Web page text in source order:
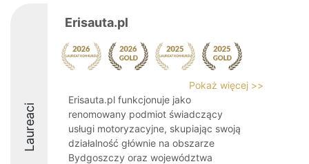
Laureaci
Erisauta.pl
Pokaż więcej >>
Erisauta.pl funkcjonuje jako
renomowany podmiot świadczący
usługi motoryzacyjne, skupiając swoją
działalność głównie na obszarze
Bydgoszczy oraz województwa